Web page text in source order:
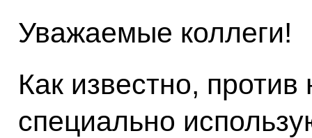
Уважаемые коллеги!
Как известно,
специально